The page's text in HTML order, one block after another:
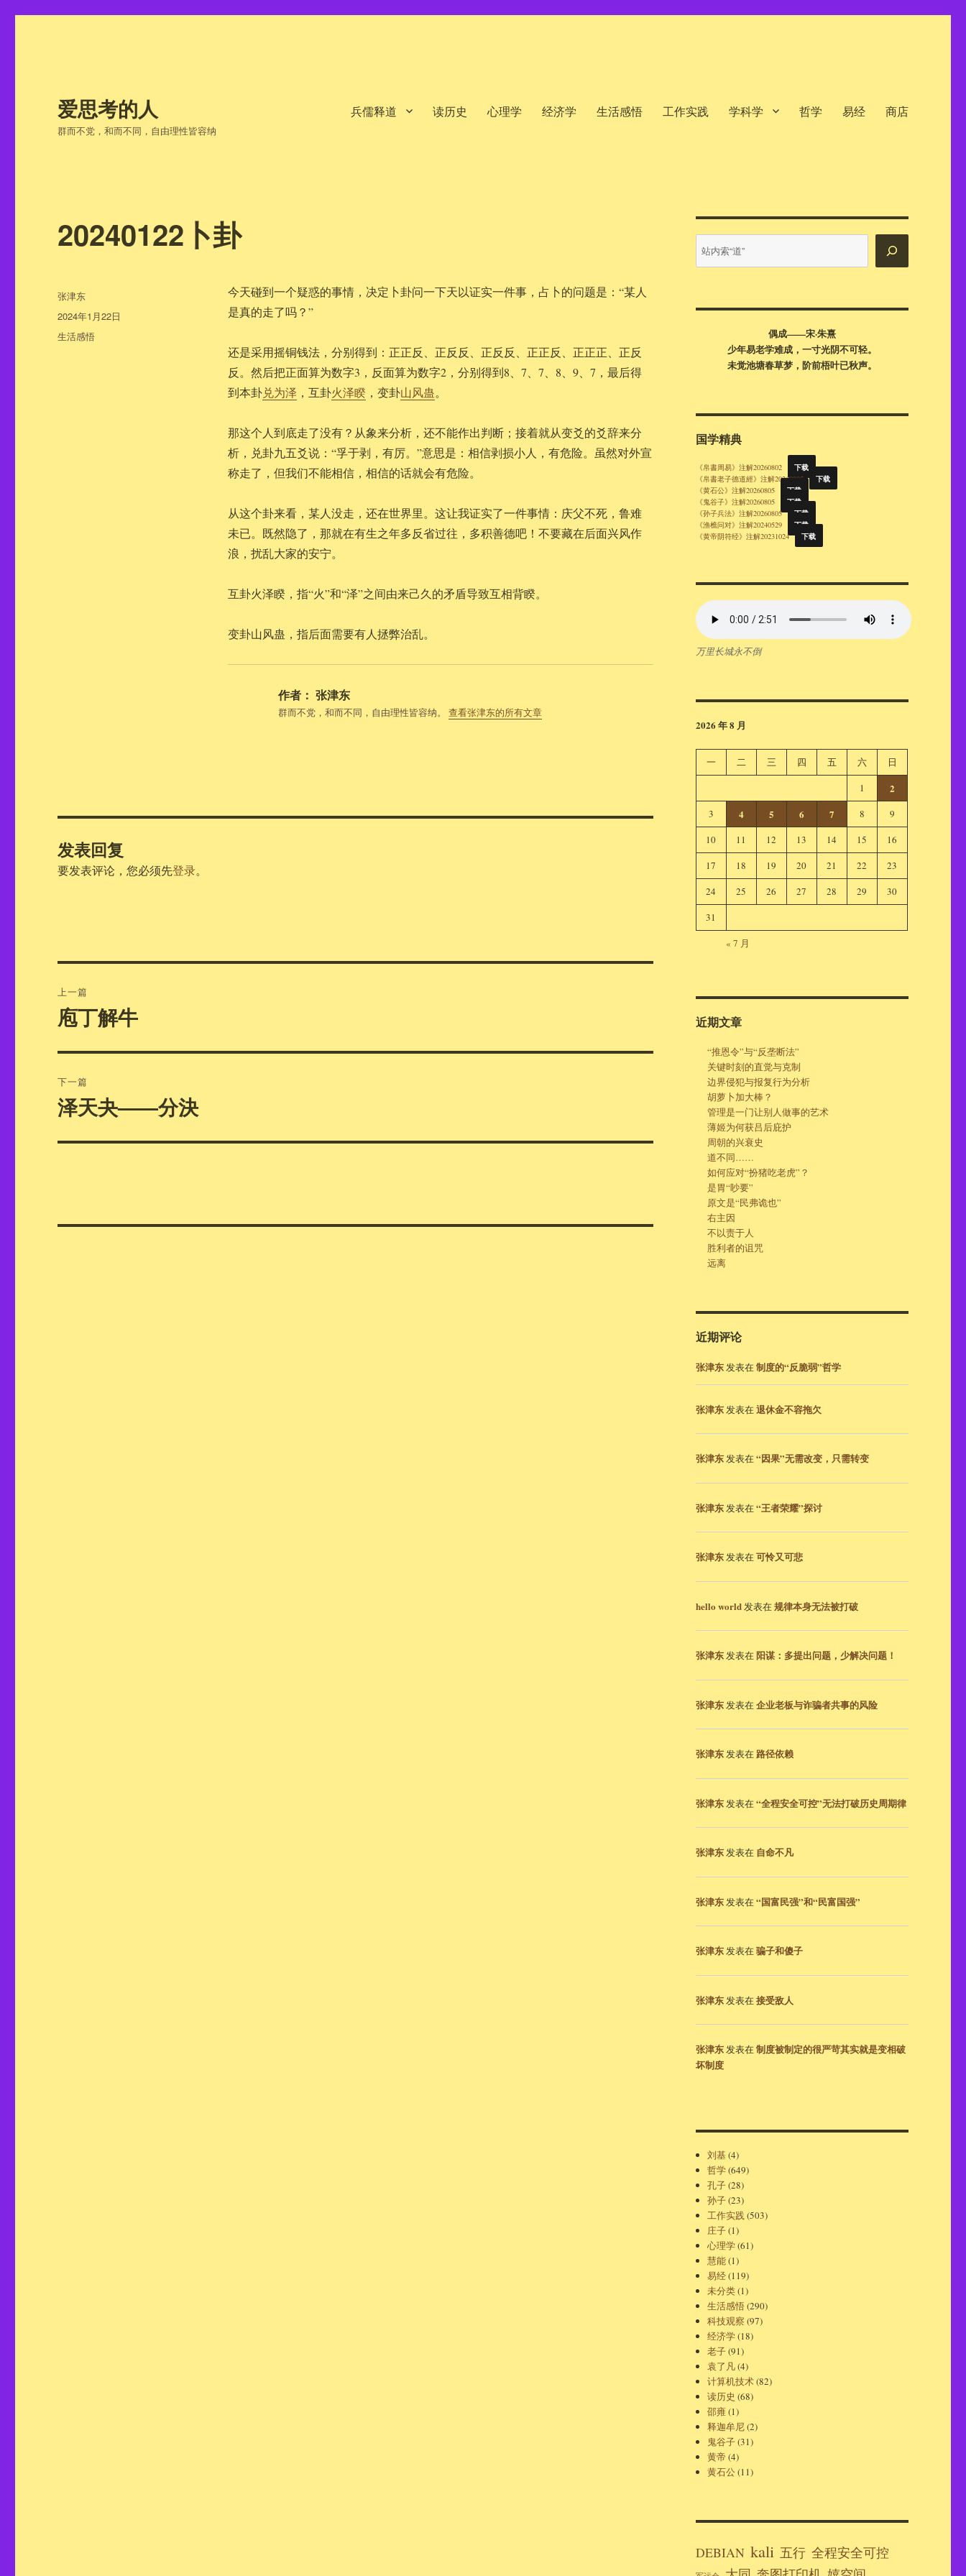
爱思考的人
群而不党，和而不同，自由理性皆容纳
兵儒释道 读历史 心理学 经济学 生活感悟 工作实践 学科学 哲学 易经 商店
20240122卜卦
今天碰到一个疑惑的事情，决定卜卦问一下天以证实一件事，占卜的问题是：“某人
是真的走了吗？”
还是采用摇铜钱法，分别得到：正正反、正反反、正反反、正正反、正正正、正反
反。然后把正面算为数字3，反面算为数字2，分别得到8、7、7、8、9、7，最后得
到本卦兑为泽 ，互卦火泽睽 ，变卦山风蛊。
那这个人到底走了没有？从象来分析，还不能作出判断；接着就从变爻的爻辞来分
析，兑卦九五爻说：“孚于剥，有厉。”意思是：相信剥损小人，有危险。虽然对外宣
称走了，但我们不能相信，相信的话就会有危险。
从这个卦来看，某人没走，还在世界里。这让我证实了一件事情：庆父不死，鲁难
未已。既然隐了，那就在有生之年多反省过往，多积善德吧！不要藏在后面兴风作
浪，扰乱大家的安宁。
互卦火泽睽，指“火”和“泽”之间由来己久的矛盾导致互相背睽。
变卦山风蛊，指后面需要有人拯弊治乱。
作者： 张津东
群而不党，和而不同，自由理性皆容纳。 查看张津东的所有文章
作
者
张津东
发
布
于
2024年1月22日
分
生活感悟
发表回复
要发表评论，您必须先登录。
章
上一篇
上
文
庖丁解牛
下一篇
下
篇
文
泽天夬——分決
内
搜
偶成——宋·朱熹
少年易老学难成，一寸光阴不可轻。
未觉池塘春草梦，阶前梧叶已秋声。
国学精典
《帛書周易》注解20260802 下载
《帛書老子德道經》注解20260805 下载
《黄石公》注解20260805 下载
《鬼谷子》注解20260805 下载
《孙子兵法》注解20260805 下载
《渔樵问对》注解20240529 下载
《黄帝阴符经》注解20231024 下载
万里长城永不倒
2026 年 8 月
一 二 三 四 五 六
日
1
2
3 4 5 6 7 8
9
10
11 12 13 14 15
16
17
18 19 20 21 22
23
24
25 26 27 28 29
30
31
« 7 月
近期文章
“推恩令”与“反垄断法”
关键时刻的直觉与克制
边界侵犯与报复行为分析
胡萝卜加大棒？
管理是一门让别人做事的艺术
薄姬为何获吕后庇护
周朝的兴衰史
道不同……
如何应对“扮猪吃老虎”？
是胃“眇要”
原文是“民弗诡也”
右主因
不以责于人
胜利者的诅咒
远离
近期评论
张津东发表在制度的“反脆弱”哲学
张津东发表在退休金不容拖欠
张津东发表在“因果”无需改变，只需转变
张津东发表在“王者荣耀”探讨
张津东发表在可怜又可悲
hello world发表在规律本身无法被打破
张津东发表在阳谋：多提出问题，少解决问题！
张津东发表在企业老板与诈骗者共事的风险
张津东发表在 路径依赖
张津东发表在“全程安全可控”无法打破历史周期律
张津东发表在 自命不凡
张津东发表在“国富民强”和“民富国强”
张津东发表在骗子和傻子
张津东发表在接受敌人
张津东发表在制度被制定的很严苛其实就是变相破
坏制度
刘基(4)
哲学(649)
孔子(28)
孙子(23)
工作实践(503)
庄子(1)
心理学(61)
慧能(1)
易经(119)
未分类(1)
生活感悟(290)
科技观察 (97)
经济学(18)
老子(91)
袁了凡(4)
计算机技术(82)
读历史 (68)
邵雍(1)
释迦牟尼(2)
鬼谷子(31)
黄帝 (4)
黄石公(11)
DEBIAN kali 五行 全程安全可控